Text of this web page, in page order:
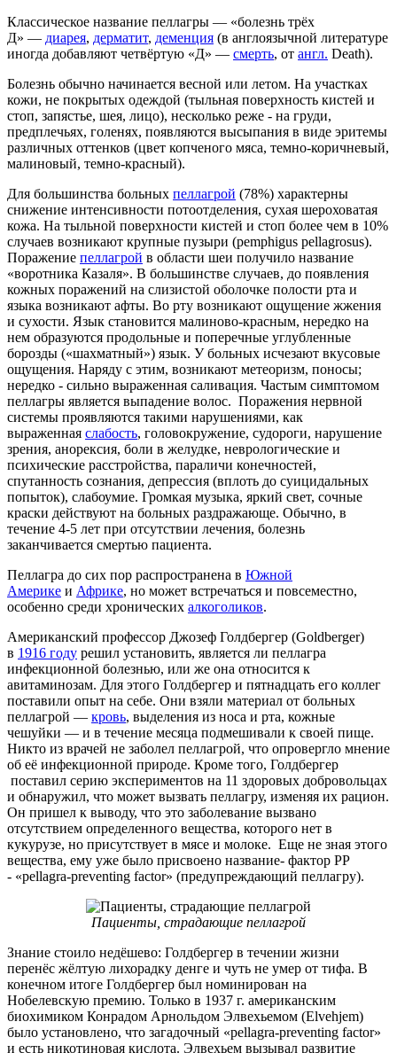
Классическое название пеллагры — «болезнь трёх
Д» — диарея, дерматит, деменция (в англоязычной литературе
иногда добавляют четвёртую «Д» — смерть, от англ. Death).
Болезнь обычно начинается весной или летом. На участках
кожи, не покрытых одеждой (тыльная поверхность кистей и
стоп, запястье, шея, лицо), несколько реже - на груди,
предплечьях, голенях, появляются высыпания в виде эритемы
различных оттенков (цвет копченого мяса, темно-коричневый,
малиновый, темно-красный).
Для большинства больных пеллагрой (78%) характерны
снижение интенсивности потоотделения, сухая шероховатая
кожа. На тыльной поверхности кистей и стоп более чем в 10%
случаев возникают крупные пузыри (pemphigus pellagrosus).
Поражение пеллагрой в области шеи получило название
«воротника Казаля». В большинстве случаев, до появления
кожных поражений на слизистой оболочке полости рта и
языка возникают афты. Во рту возникают ощущение жжения
и сухости. Язык становится малиново-красным, нередко на
нем образуются продольные и поперечные углубленные
борозды («шахматный») язык. У больных исчезают вкусовые
ощущения. Наряду с этим, возникают метеоризм, поносы;
нередко - сильно выраженная саливация. Частым симптомом
пеллагры является выпадение волос. Поражения нервной
системы проявляются такими нарушениями, как
выраженная слабость, головокружение, судороги, нарушение
зрения, анорексия, боли в желудке, неврологические и
психические расстройства, параличи конечностей,
спутанность сознания, депрессия (вплоть до суицидальных
попыток), слабоумие. Громкая музыка, яркий свет, сочные
краски действуют на больных раздражающе. Обычно, в
течение 4-5 лет при отсутствии лечения, болезнь
заканчивается смертью пациента.
Пеллагра до сих пор распространена в Южной
Америке и Африке, но может встречаться и повсеместно,
особенно среди хронических алкоголиков.
Американский профессор Джозеф Голдбергер (Goldberger)
в 1916 году решил установить, является ли пеллагра
инфекционной болезнью, или же она относится к
авитаминозам. Для этого Голдбергер и пятнадцать его коллег
поставили опыт на себе. Они взяли материал от больных
пеллагрой — кровь, выделения из носа и рта, кожные
чешуйки — и в течение месяца подмешивали к своей пище.
Никто из врачей не заболел пеллагрой, что опровергло мнение
об её инфекционной природе. Кроме того, Голдбергер
поставил серию экспериментов на 11 здоровых добровольцах
и обнаружил, что может вызвать пеллагру, изменяя их рацион.
Он пришел к выводу, что это заболевание вызвано
отсутствием определенного вещества, которого нет в
кукурузе, но присутствует в мясе и молоке. Еще не зная этого
вещества, ему уже было присвоено название- фактор PP
- «pellagra-preventing factor» (предупреждающий пеллагру).
Пациенты, страдающие пеллагрой
Знание стоило недёшево: Голдбергер в течении жизни
перенёс жёлтую лихорадку денге и чуть не умер от тифа. В
конечном итоге Голдбергер был номинирован на
Нобелевскую премию. Только в 1937 г. американским
биохимиком Конрадом Арнольдом Элвехьемом (Elvehjem)
было установлено, что загадочный «pellagra-preventing factor»
и есть никотиновая кислота. Элвехьем вызывал развитие